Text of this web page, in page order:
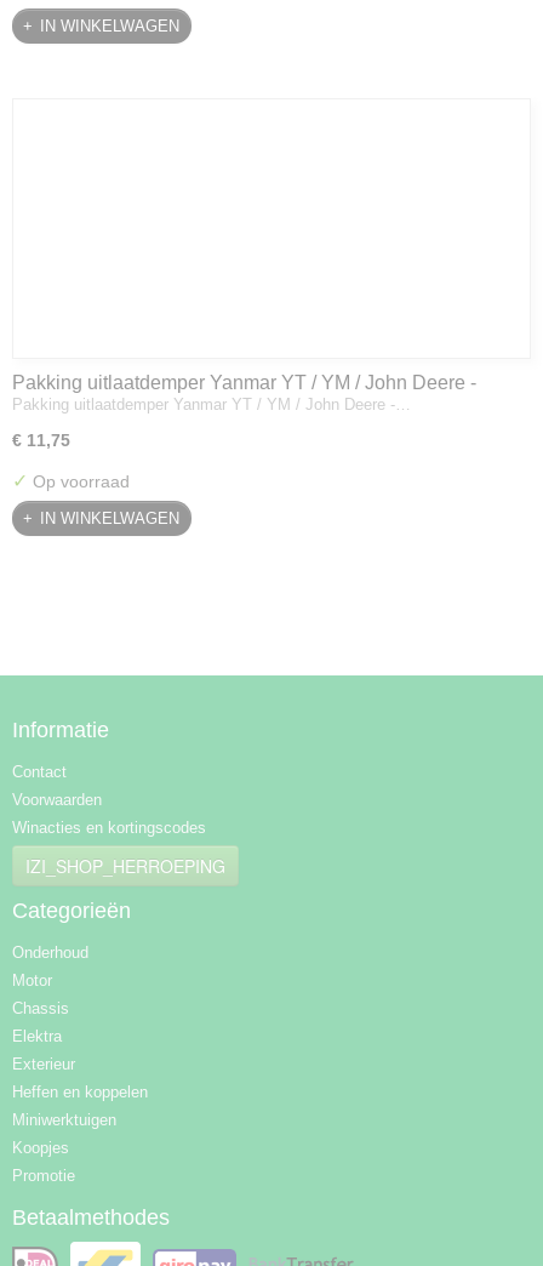
IN WINKELWAGEN
Pakking uitlaatdemper Yanmar YT / YM / John Deere -
128300-13230
Pakking uitlaatdemper Yanmar YT / YM / John Deere -…
€ 11,75
✓ Op voorraad
IN WINKELWAGEN
Informatie
Contact
Voorwaarden
Winacties en kortingscodes
IZI_SHOP_HERROEPING
Categorieën
Onderhoud
Motor
Chassis
Elektra
Exterieur
Heffen en koppelen
Miniwerktuigen
Koopjes
Promotie
Betaalmethodes